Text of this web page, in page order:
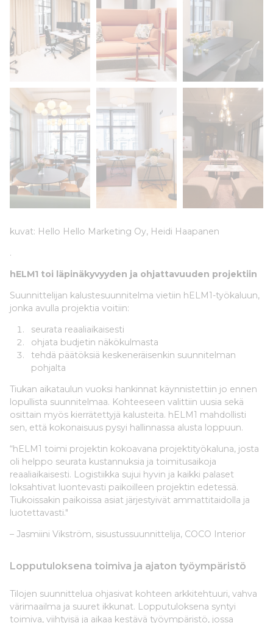
kuvat: Hello Hello Marketing Oy, Heidi Haapanen
.
hELM1 toi läpinäkyvyyden ja ohjattavuuden projektiin
Suunnittelijan kalustesuunnitelma vietiin hELM1-työkaluun,
jonka avulla projektia voitiin:
seurata reaaliaikaisesti
ohjata budjetin näkökulmasta
tehdä päätöksiä keskeneräisenkin suunnitelman
pohjalta
Tiukan aikataulun vuoksi hankinnat käynnistettiin jo ennen
lopullista suunnitelmaa. Kohteeseen valittiin uusia sekä
osittain myös kierrätettyjä kalusteita. hELM1 mahdollisti
sen, että kokonaisuus pysyi hallinnassa alusta loppuun.
“hELM1 toimi projektin kokoavana projektityökaluna, josta
oli helppo seurata kustannuksia ja toimitusaikoja
reaaliaikaisesti. Logistiikka sujui hyvin ja kaikki palaset
loksahtivat luontevasti paikoilleen projektin edetessä.
Tiukoissakin paikoissa asiat järjestyivät ammattitaidolla ja
luotettavasti."
– Jasmiini Vikström, sisustussuunnittelija, COCO Interior
Lopputuloksena toimiva ja ajaton työympäristö
Tilojen suunnittelua ohjasivat kohteen arkkitehtuuri, vahva
värimaailma ja suuret ikkunat. Lopputuloksena syntyi
toimiva, viihtyisä ja aikaa kestävä työympäristö, jossa